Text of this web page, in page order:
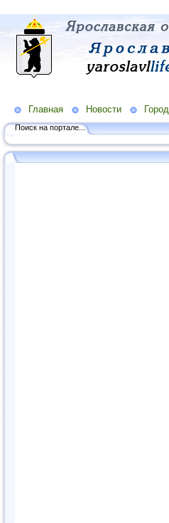
Главная Новости Город
Поиск на портале...